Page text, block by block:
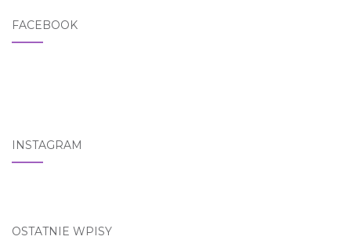
FACEBOOK
INSTAGRAM
OSTATNIE WPISY